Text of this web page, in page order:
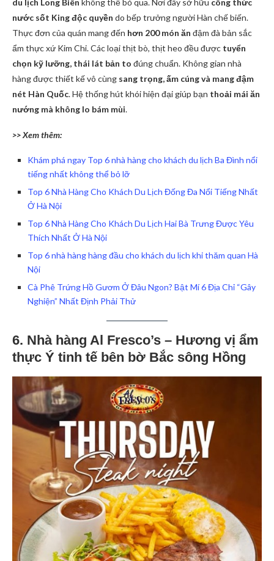
nước sốt King độc quyền do bếp trưởng người Hàn chế biến.
Thực đơn của quán mang đến hơn 200 món ăn đậm đà bản sắc
ẩm thực xứ Kim Chi. Các loại thịt bò, thịt heo đều được tuyển
chọn kỹ lưỡng, thái lát bản to đúng chuẩn. Không gian nhà
hàng được thiết kế vô cùng sang trọng, ấm cúng và mang đậm
nét Hàn Quốc. Hệ thống hút khói hiện đại giúp bạn thoải mái ăn
nướng mà không lo bám mùi.
>> Xem thêm:
Khám phá ngay Top 6 nhà hàng cho khách du lịch Ba Đình nổi
tiếng nhất không thể bỏ lỡ
Top 6 Nhà Hàng Cho Khách Du Lịch Đống Đa Nổi Tiếng Nhất
Ở Hà Nội
Top 6 Nhà Hàng Cho Khách Du Lịch Hai Bà Trưng Được Yêu
Thích Nhất Ở Hà Nội
Top 6 nhà hàng hàng đầu cho khách du lịch khi thăm quan Hà
Nội
Cà Phê Trứng Hồ Gươm Ở Đâu Ngon? Bật Mí 6 Địa Chỉ “Gây
Nghiện” Nhất Định Phải Thử
6. Nhà hàng Al Fresco’s – Hương vị ẩm
thực Ý tinh tế bên bờ Bắc sông Hồng